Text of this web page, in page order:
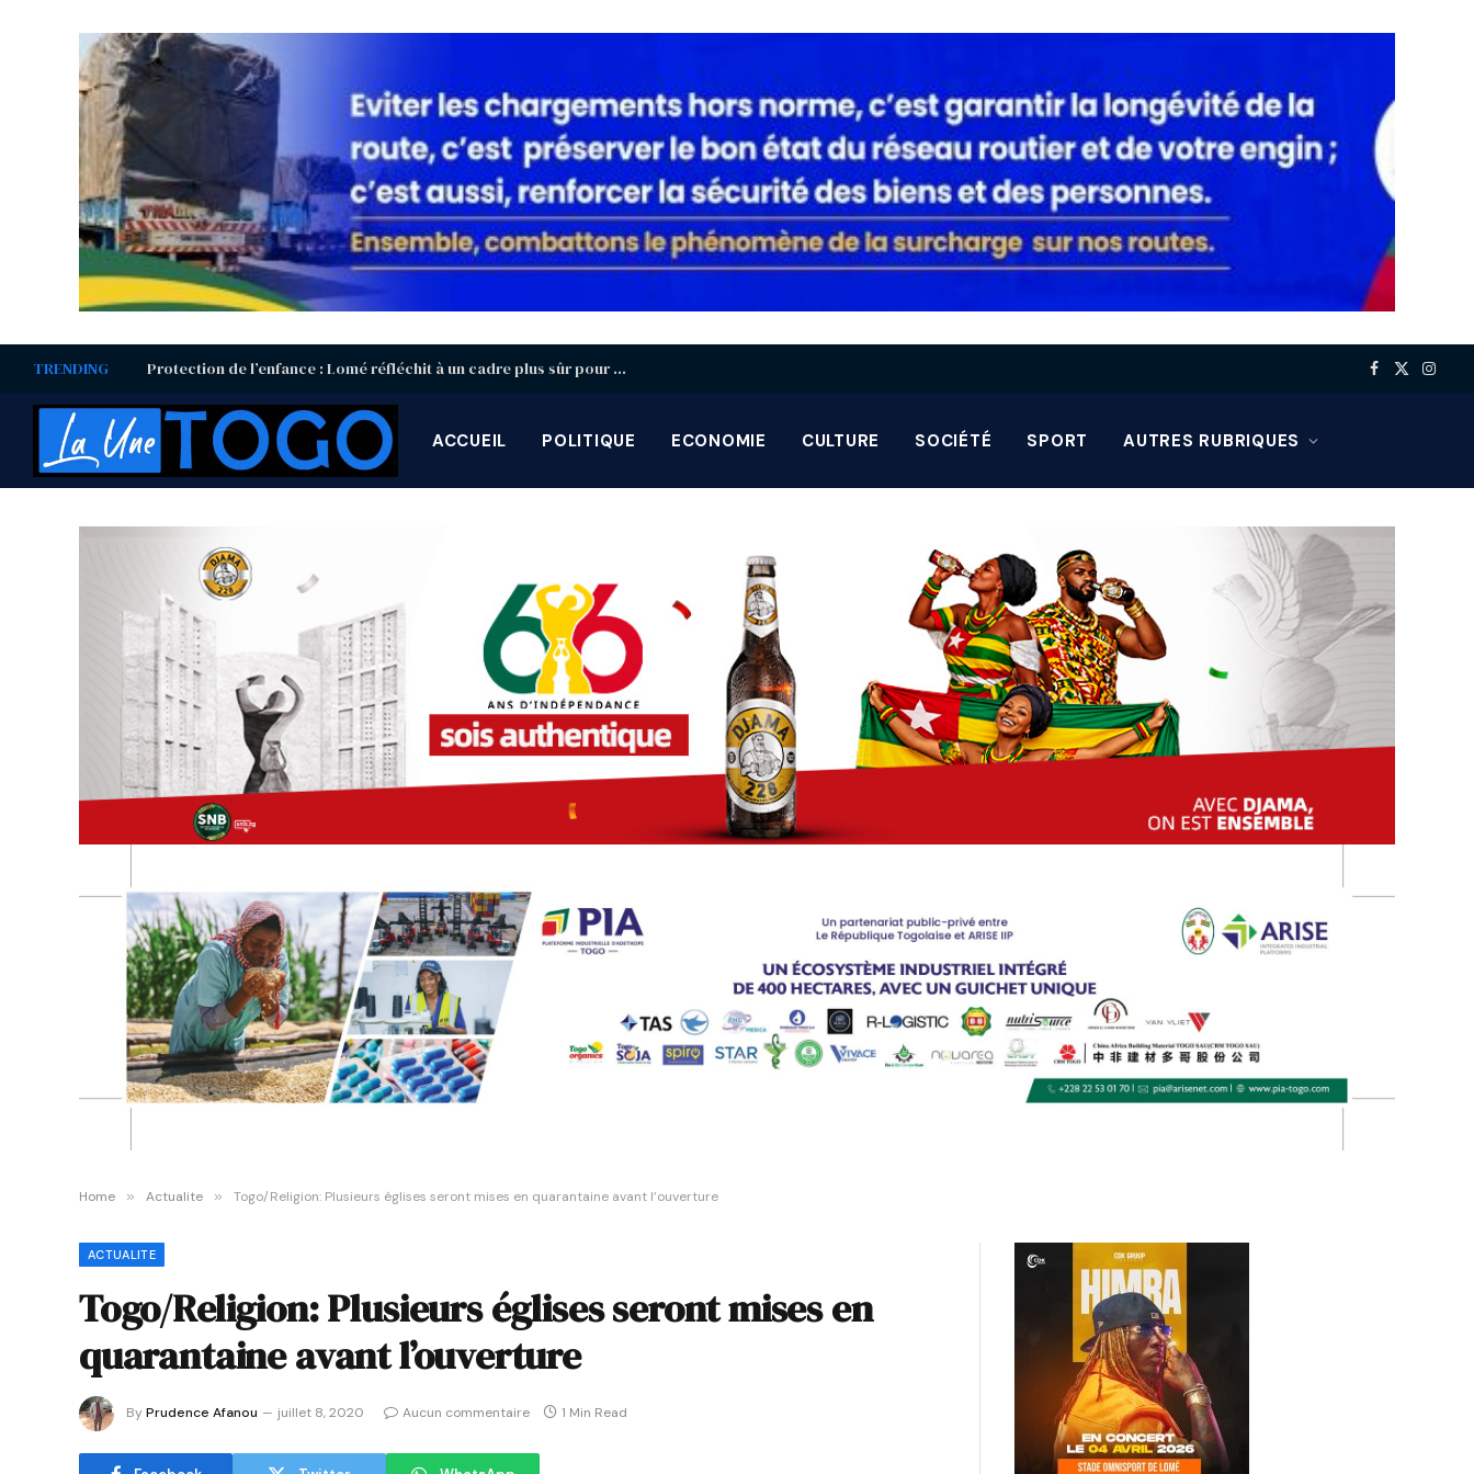
TRENDING Protection de l’enfance : Lomé réfléchit à un cadre plus sûr pour les enfants à l’ère du numérique Facebook
X
ACCUEIL POLITIQUE ECONOMIE CULTURE SOCIÉTÉ SPORT AUTRES RUBRIQUES
Home » Actualite » Togo/Religion: Plusieurs églises seront mises en quarantaine avant l’ouverture
ACTUALITE
Togo/Religion: Plusieurs églises seront mises en
quarantaine avant l’ouverture
ByPrudence Afanou juillet 8, 2020 Aucun commentaire 1 Min Read